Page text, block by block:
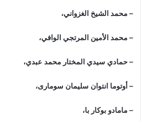
– محمد الشيخ الغزواني،
– محمد الأمين المرتجي الوافي،
– حمادي سيدي المختار محمد عبدي،
– أوتوما انتوان سليمان سومارى،
– مامادو بوكار با،